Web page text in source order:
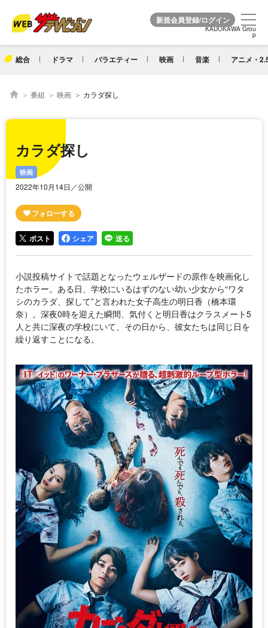
KADOKAWA Grou
p
総合 ドラマ バラエティー 映画 音楽 アニメ・
KADOKAWA Grou
p
番組 映画 カラダ探し
カラダ探し
映画
2022年10月14日／公開
ポスト シェア 送る
小説投稿サイトで話題となったウェルザードの原作を映画化し
たホラー。ある日、学校にいるはずのない幼い少女から“ワタ
シのカラダ、探して”と言われた女子高生の明日香（橋本環
奈）。深夜0時を迎えた瞬間、気付くと明日香はクラスメート5
人と共に深夜の学校にいて、その日から、彼女たちは同じ日を
繰り返すことになる。